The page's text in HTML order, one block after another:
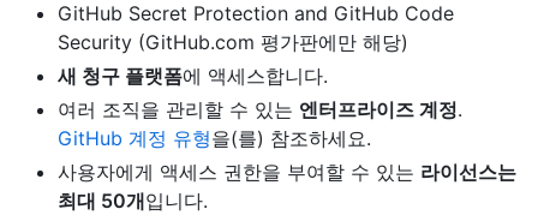
GitHub Secret Protection and GitHub Code
Security (GitHub.com 평가판에만 해당)
새 청구 플랫폼에 액세스합니다.
여러 조직을 관리할 수 있는 엔터프라이즈 계정.
GitHub 계정 유형을(를) 참조하세요.
사용자에게 액세스 권한을 부여할 수 있는 라이선스는
최대 50개입니다.